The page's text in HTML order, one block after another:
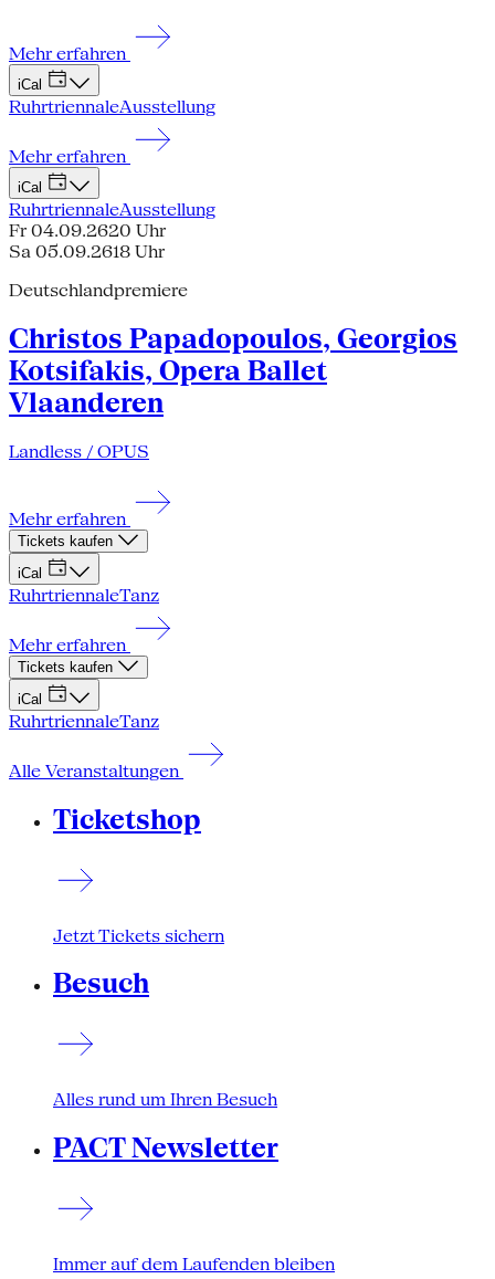
Mehr erfahren
iCal
RuhrtriennaleAusstellung
Mehr erfahren
iCal
RuhrtriennaleAusstellung
Fr 04.09.2620 Uhr
Sa 05.09.2618 Uhr
Deutschlandpremiere
Christos Papadopoulos, Georgios
Kotsifakis, Opera Ballet
Vlaanderen
Landless / OPUS
Mehr erfahren
Tickets kaufen
iCal
RuhrtriennaleTanz
Mehr erfahren
Tickets kaufen
iCal
RuhrtriennaleTanz
Alle Veranstaltungen
Ticketshop
Jetzt Tickets sichern
Besuch
Alles rund um Ihren Besuch
PACT Newsletter
Immer auf dem Laufenden bleiben